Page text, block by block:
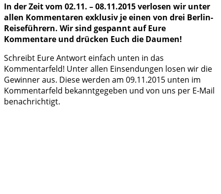
In der Zeit vom 02.11. – 08.11.2015 verlosen wir unter
allen Kommentaren exklusiv je einen von drei Berlin-
Reiseführern. Wir sind gespannt auf Eure
Kommentare und drücken Euch die Daumen!
Schreibt Eure Antwort einfach unten in das
Kommentarfeld! Unter allen Einsendungen losen wir die
Gewinner aus. Diese werden am 09.11.2015 unten im
Kommentarfeld bekanntgegeben und von uns per E-Mail
benachrichtigt.